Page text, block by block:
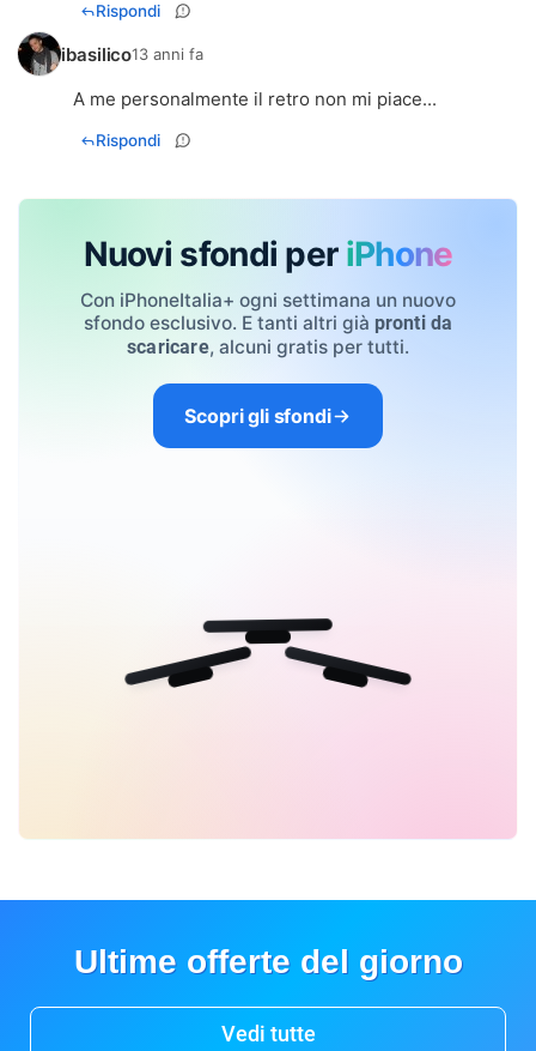
Rispondi
ibasilico13 anni fa
A me personalmente il retro non mi piace...
Rispondi
Nuovi sfondi per iPhone
Con iPhoneItalia+ ogni settimana un nuovo
sfondo esclusivo. E tanti altri già pronti da
scaricare, alcuni gratis per tutti.
Scopri gli sfondi
Ultime offerte del giorno
Vedi tutte